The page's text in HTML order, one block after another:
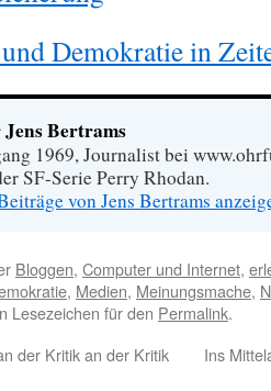
Demokratie in
Bertrams
1969, Journalist bei
SF-Serie Perry Rhodan.
von Jens Bertrams
Bloggen, Computer und Internet,
, Medien, Meinungsmache,
Lesezeichen für den Permalink.
der Kritik an der Kritik
Ins